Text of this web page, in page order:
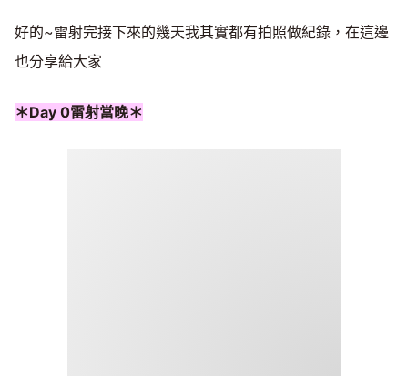
好的~雷射完接下來的幾天我其實都有拍照做紀錄，在這邊
也分享給大家
＊Day 0雷射當晚＊